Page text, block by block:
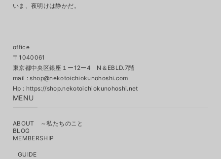
いま、夜明けは静かだ。
office
〒1040061
東京都中央区銀座１ー12ー4 N＆EBLD.7階
mail : shop@nekotoichiokunohoshi.com
MENU
ABOUT ～私たちのこと
BLOG
MEMBERSHIP
GUIDE